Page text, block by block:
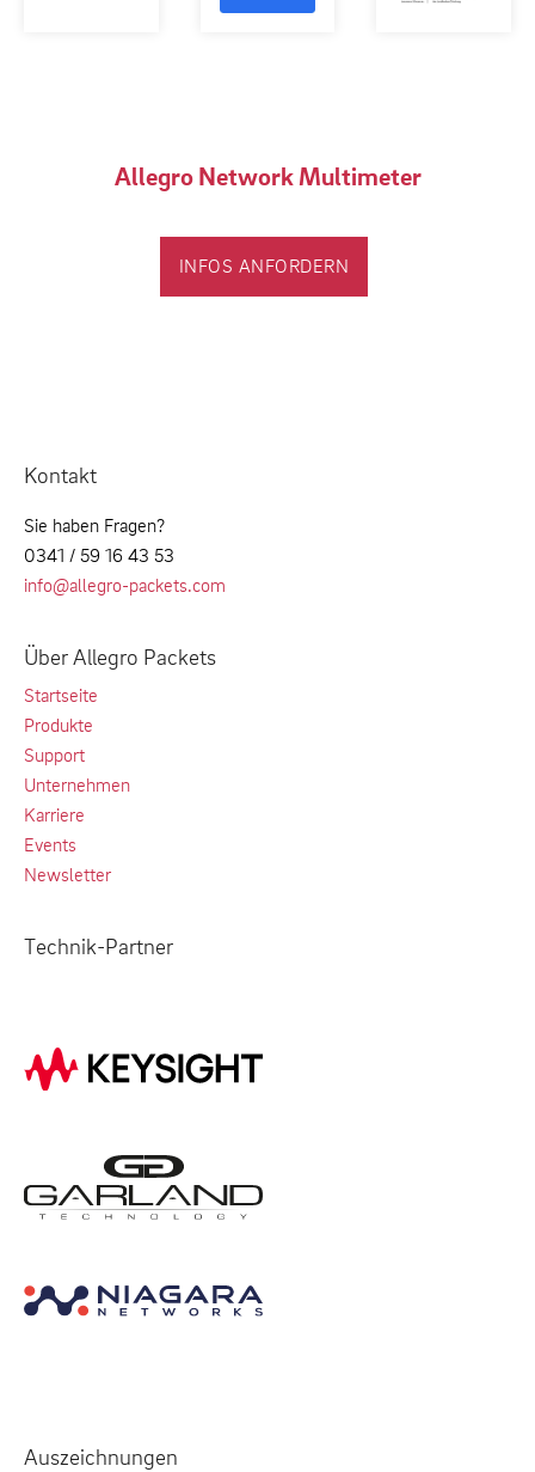
Allegro Network Multimeter
INFOS ANFORDERN
Kontakt
Sie haben Fragen?
0341 / 59 16 43 53
info@allegro-packets.com
Über Allegro Packets
Startseite
Produkte
Support
Unternehmen
Karriere
Events
Newsletter
Technik-Partner
Auszeichnungen